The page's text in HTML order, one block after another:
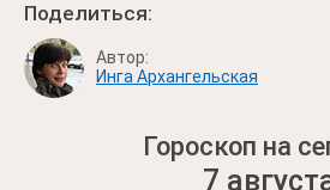
Поделиться:
Автор:
Инга Архангельская
Гороскоп на
7